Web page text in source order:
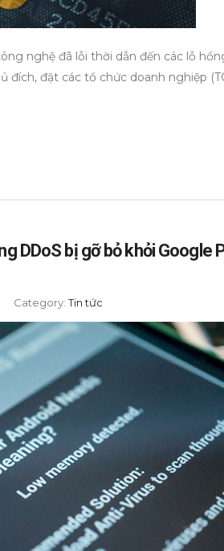
nghệ đã lỗi thời dẫn đến các lỗ
đích, đặt các tổ chức doanh nghiệp
DDoS bị gỡ bỏ khỏi Google
Category:Tin tức